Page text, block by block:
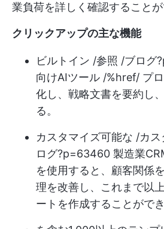
業負荷を詳しく確認すること
クリックアップの主な機能
ビルトイン /参照 /ブログ
向けAIツール /%href/ プ
化し、戦略文書を要約し
る。
カスタマイズ可能な /カ
ログ?p=63460 製造業
を使用すると、顧客関係
理を改善し、これまで以
ートを作成することができ